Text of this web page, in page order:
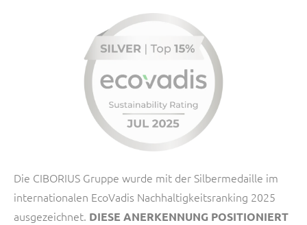
Die CIBORIUS Gruppe wurde mit der Silbermedaille im
internationalen EcoVadis Nachhaltigkeitsranking 2025
ausgezeichnet. DIESE ANERKENNUNG POSITIONIERT